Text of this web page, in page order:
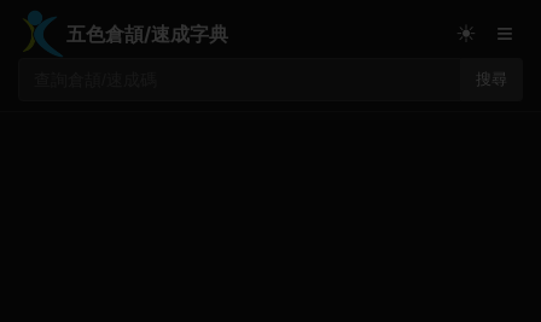
五色倉頡/速成字典
搜尋
☀ ≡